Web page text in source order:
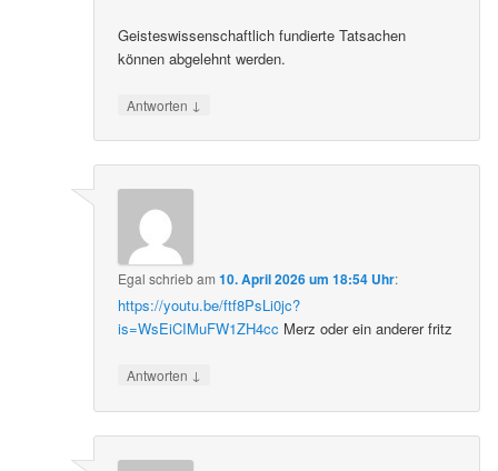
Geisteswissenschaftlich fundierte Tatsachen
können abgelehnt werden.
Antworten ↓
Egal schriebam10. April 2026 um 18:54 Uhr:
https://youtu.be/ftf8PsLi0jc?
is=WsEiCIMuFW1ZH4cc Merz oder ein anderer fritz
Antworten ↓